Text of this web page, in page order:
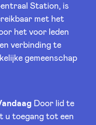
Station, is
met het
het voor leden
verbinding te
gemeenschap
Door lid te
u toegang tot een